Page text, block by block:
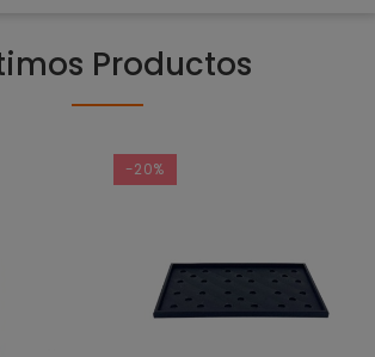
Productos
-20%